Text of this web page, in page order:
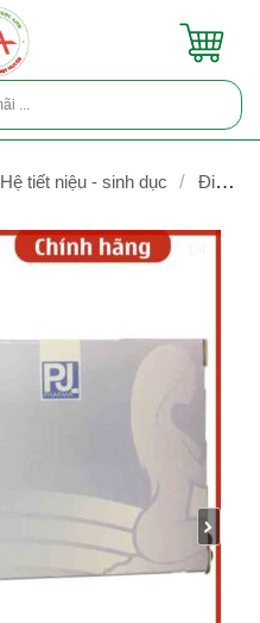
Hệ tiết niệu - sinh dục /
Điều trị